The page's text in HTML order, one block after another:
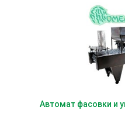
Автомат фасовки и